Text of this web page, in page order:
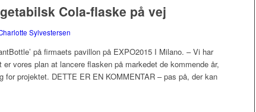
Cola-flaske på vej
Sylvestersen
på firmaets pavillon på EXPO2015 I Milano. – Vi har
vores plan at lancere flasken på markedet de kommende år,
projektet. DETTE ER EN KOMMENTAR – pas på, der kan